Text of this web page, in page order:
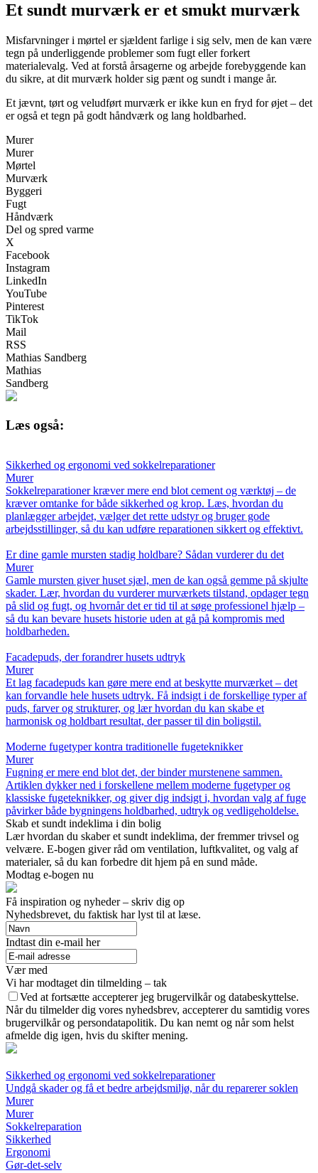
Et sundt murværk er et smukt murværk
Misfarvninger i mørtel er sjældent farlige i sig selv, men de kan være
tegn på underliggende problemer som fugt eller forkert
materialevalg. Ved at forstå årsagerne og arbejde forebyggende kan
du sikre, at dit murværk holder sig pænt og sundt i mange år.
Et jævnt, tørt og veludført murværk er ikke kun en fryd for øjet – det
er også et tegn på godt håndværk og lang holdbarhed.
Murer
Murer
Mørtel
Murværk
Byggeri
Fugt
Håndværk
Del og spred varme
X
Facebook
Instagram
LinkedIn
YouTube
Pinterest
TikTok
Mail
RSS
Mathias Sandberg
Mathias
Sandberg
Læs også:
Sikkerhed og ergonomi ved sokkelreparationer
Murer
Sokkelreparationer kræver mere end blot cement og værktøj – de
kræver omtanke for både sikkerhed og krop. Læs, hvordan du
planlægger arbejdet, vælger det rette udstyr og bruger gode
arbejdsstillinger, så du kan udføre reparationen sikkert og effektivt.
Er dine gamle mursten stadig holdbare? Sådan vurderer du det
Murer
Gamle mursten giver huset sjæl, men de kan også gemme på skjulte
skader. Lær, hvordan du vurderer murværkets tilstand, opdager tegn
på slid og fugt, og hvornår det er tid til at søge professionel hjælp –
så du kan bevare husets historie uden at gå på kompromis med
holdbarheden.
Facadepuds, der forandrer husets udtryk
Murer
Et lag facadepuds kan gøre mere end at beskytte murværket – det
kan forvandle hele husets udtryk. Få indsigt i de forskellige typer af
puds, farver og strukturer, og lær hvordan du kan skabe et
harmonisk og holdbart resultat, der passer til din boligstil.
Moderne fugetyper kontra traditionelle fugeteknikker
Murer
Fugning er mere end blot det, der binder murstenene sammen.
Artiklen dykker ned i forskellene mellem moderne fugetyper og
klassiske fugeteknikker, og giver dig indsigt i, hvordan valg af fuge
påvirker både bygningens holdbarhed, udtryk og vedligeholdelse.
Skab et sundt indeklima i din bolig
Lær hvordan du skaber et sundt indeklima, der fremmer trivsel og
velvære. E-bogen giver råd om ventilation, luftkvalitet, og valg af
materialer, så du kan forbedre dit hjem på en sund måde.
Modtag e-bogen nu
Få inspiration og nyheder – skriv dig op
Nyhedsbrevet, du faktisk har lyst til at læse.
Indtast din e-mail her
Vær med
Vi har modtaget din tilmelding – tak
Ved at fortsætte accepterer jeg brugervilkår og databeskyttelse.
Når du tilmelder dig vores nyhedsbrev, accepterer du samtidig vores
brugervilkår og persondatapolitik. Du kan nemt og når som helst
afmelde dig igen, hvis du skifter mening.
Sikkerhed og ergonomi ved sokkelreparationer
Undgå skader og få et bedre arbejdsmiljø, når du reparerer soklen
Murer
Murer
Sokkelreparation
Sikkerhed
Ergonomi
Gør-det-selv